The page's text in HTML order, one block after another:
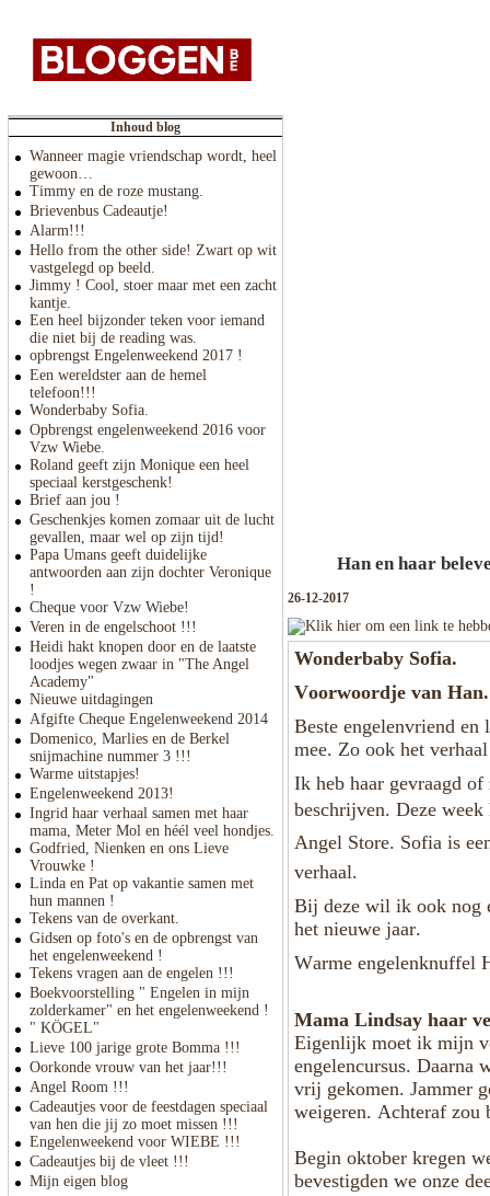
Inhoud blog
Wanneer magie vriendschap wordt, heel
gewoon…
Timmy en de roze mustang.
Brievenbus Cadeautje!
Alarm!!!
Hello from the other side! Zwart op wit
vastgelegd op beeld.
Jimmy ! Cool, stoer maar met een zacht
kantje.
Een heel bijzonder teken voor iemand
die niet bij de reading was.
opbrengst Engelenweekend 2017 !
Een wereldster aan de hemel
telefoon!!!
Wonderbaby Sofia.
Opbrengst engelenweekend 2016 voor
Vzw Wiebe.
Roland geeft zijn Monique een heel
speciaal kerstgeschenk!
Brief aan jou !
Geschenkjes komen zomaar uit de lucht
gevallen, maar wel op zijn tijd!
Papa Umans geeft duidelijke
antwoorden aan zijn dochter Veronique
!
Cheque voor Vzw Wiebe!
Veren in de engelschoot !!!
Heidi hakt knopen door en de laatste
loodjes wegen zwaar in "The Angel
Academy"
Nieuwe uitdagingen
Afgifte Cheque Engelenweekend 2014
Domenico, Marlies en de Berkel
snijmachine nummer 3 !!!
Warme uitstapjes!
Engelenweekend 2013!
Ingrid haar verhaal samen met haar
mama, Meter Mol en héél veel hondjes.
Godfried, Nienken en ons Lieve
Vrouwke !
Linda en Pat op vakantie samen met
hun mannen !
Tekens van de overkant.
Gidsen op foto's en de opbrengst van
het engelenweekend !
Tekens vragen aan de engelen !!!
Boekvoorstelling " Engelen in mijn
zolderkamer" en het engelenweekend !
" KÖGEL"
Lieve 100 jarige grote Bomma !!!
Oorkonde vrouw van het jaar!!!
Angel Room !!!
Cadeautjes voor de feestdagen speciaal
van hen die jij zo moet missen !!!
Engelenweekend voor WIEBE !!!
Cadeautjes bij de vleet !!!
Mijn eigen blog
Han en haar
26-12-2017
Wonderbaby Sofia.
Voorwoordje van
Beste engelenvriend
mee. Zo ook het
Ik heb haar gevraagd
beschrijven. Deze
Angel Store. Sofia is
verhaal.
Bij deze wil ik ook nog
het nieuwe jaar.
Warme engelenknuffel
Mama Lindsay haar
Eigenlijk moet ik mijn
engelencursus. Daarna
vrij gekomen. Jammer
weigeren. Achteraf zou
Begin oktober kregen
bevestigden we onze